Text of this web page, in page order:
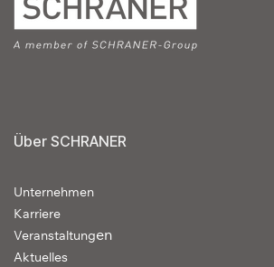
Über SCHRANER
Unternehmen
Karriere
Veranstaltungen
Aktuelles